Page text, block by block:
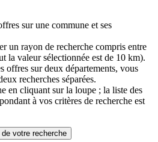
sur une commune et ses
un rayon de recherche compris entre
la valeur sélectionnée est de 10 km).
offres sur deux départements, vous
recherches séparées.
en cliquant sur la loupe ; la liste des
à vos critères de recherche est
votre recherche